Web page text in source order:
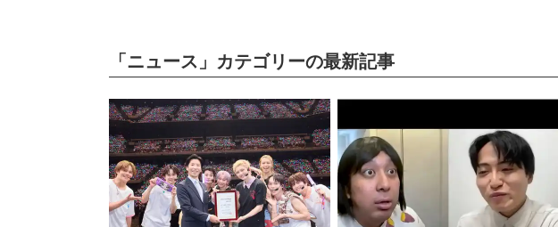
「ニュース」カテゴリーの最新記事